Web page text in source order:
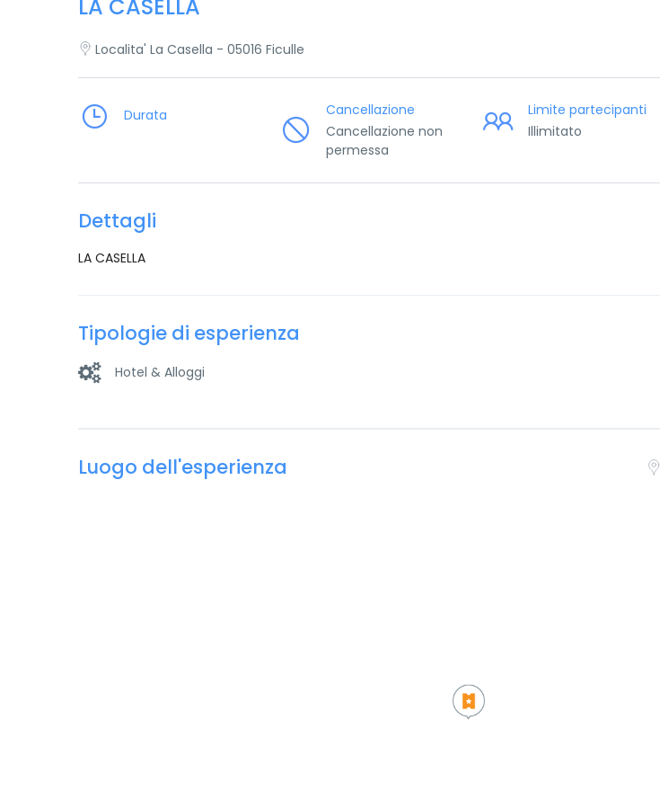
LA CASELLA
Localita' La Casella - 05016 Ficulle
Durata
Cancellazione
Cancellazione non
permessa
Limite partecipanti
Illimitato
Dettagli
LA CASELLA
Tipologie di esperienza
Hotel & Alloggi
Luogo dell'esperienza